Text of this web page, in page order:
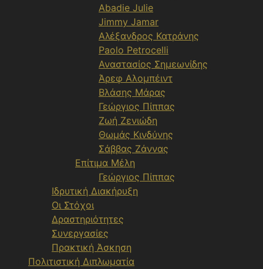
Abadie Julie
Jimmy Jamar
Αλέξανδρος Κατράνης
Paolo Petrocelli
Αναστασίος Σημεωνίδης
Άρεφ Αλομπέιντ
Βλάσης Μάρας
Γεώργιος Πίππας
Ζωή Ζενιώδη
Θωμάς Κινδύνης
Σάββας Ζάννας
Επίτιμα Μέλη
Γεώργιος Πίππας
Ιδρυτική Διακήρυξη
Οι Στόχοι
Δραστηριότητες
Συνεργασίες
Πρακτική Άσκηση
Πολιτιστική Διπλωματία